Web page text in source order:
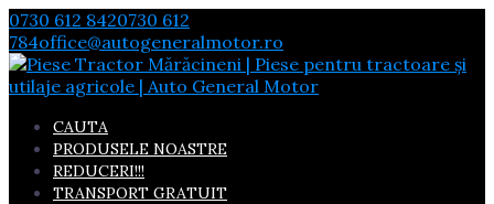
Skip
to
content
0730 612 8420730 612
784office@autogeneralmotor.ro
CAUTA
PRODUSELE NOASTRE
REDUCERI!!!
TRANSPORT GRATUIT